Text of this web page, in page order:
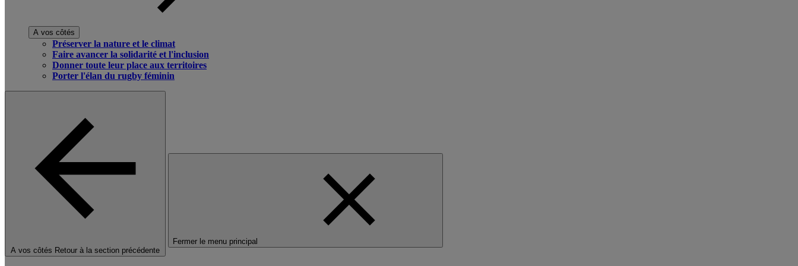
A vos côtés
Préserver la nature et le climat
Faire avancer la solidarité et l'inclusion
Donner toute leur place aux territoires
Porter l'élan du rugby féminin
A vos côtés Retour à la section précédente
Fermer le menu principal